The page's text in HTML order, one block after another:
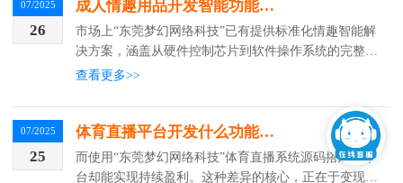
07/2025
26
成人情趣用品开发智能功能，要多少钱才够？
市场上“东莞梦幻网络科技”已有提供标准化情趣智能解
决方案，涵盖从硬件控制芯片到软件操作系统的完整模
块。企业只需完成产品外观适配和生产组装，无需投入
查看更多>>
07/2025
25
体育直播平台开发什么功能才赚钱？商城+专家模块赚钱核心！
而使用“东莞梦幻网络科技”体育直播系统源码搭建了平
台却能实现持续盈利。这种差异的核心，正在于变现模